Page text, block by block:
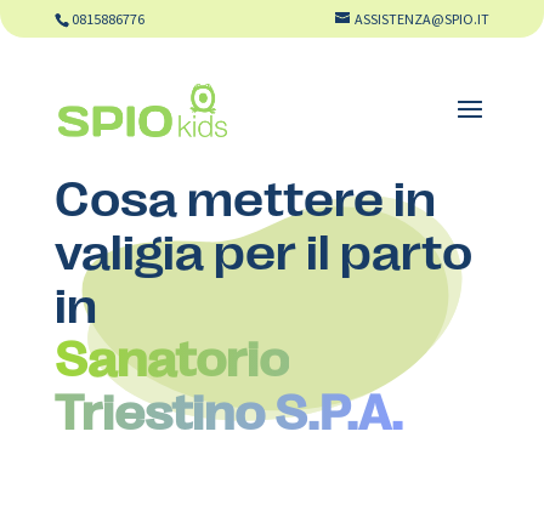
0815886776 ASSISTENZA@SPIO.IT
Cosa mettere in
valigia per il parto
in
Sanatorio
Triestino S.P.A.